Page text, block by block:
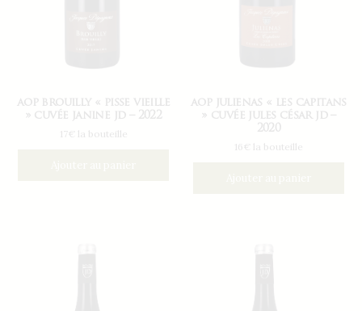
aop brouilly « pisse vieille
» cuvée janine jd – 2022
17€ la bouteille
aop julienas « les capitans
» cuvée jules césar jd –
2020
16€ la bouteille